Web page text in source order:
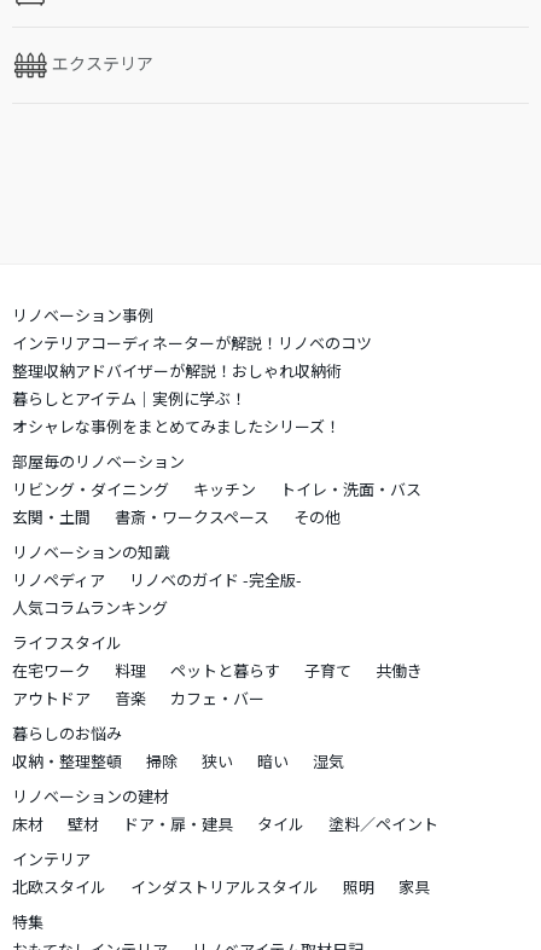
エクステリア
リノベーション事例
インテリアコーディネーターが解説！リノベのコツ
整理収納アドバイザーが解説！おしゃれ収納術
暮らしとアイテム｜実例に学ぶ！
オシャレな事例をまとめてみましたシリーズ！
部屋毎のリノベーション
リビング・ダイニング
キッチン
トイレ・洗面・バス
玄関・土間
書斎・ワークスペース
その他
リノベーションの知識
リノペディア
リノベのガイド -完全版-
人気コラムランキング
ライフスタイル
在宅ワーク
料理 ペットと暮らす 子育て
共働き
アウトドア
音楽
カフェ・バー
暮らしのお悩み
収納・整理整頓
掃除 狭い 暗い
湿気
リノベーションの建材
床材
壁材 ドア・扉・建具 タイル
塗料／ペイント
インテリア
北欧スタイル
インダストリアルスタイル 照明
家具
特集